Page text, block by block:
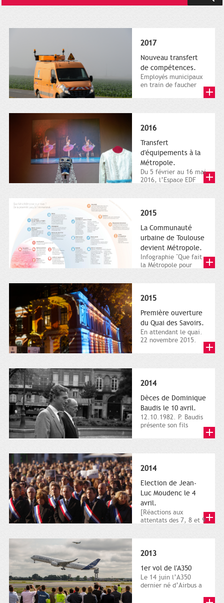
2017
Nouveau transfert
de compétences.
Employés municipaux
en train de faucher
2016
Transfert
d'équipements à la
Métropole.
Du 5 février au 16 mai
2016, l’Espace EDF
2015
La Communauté
urbaine de Toulouse
devient Métropole.
Infographie "Que fait
la Métropole pour
2015
Première ouverture
du Quai des Savoirs.
En attendant le quai.
22 novembre 2015.
2014
Dèces de Dominique
Baudis le 10 avril.
12.10.1982. P. Baudis
présente son fils
2014
Election de Jean-
Luc Moudenc le 4
avril.
[Réactions aux
attentats des 7, 8 et 9
2013
1er vol de l'A350
Le 14 juin l’A350
dernier né d’Airbus a